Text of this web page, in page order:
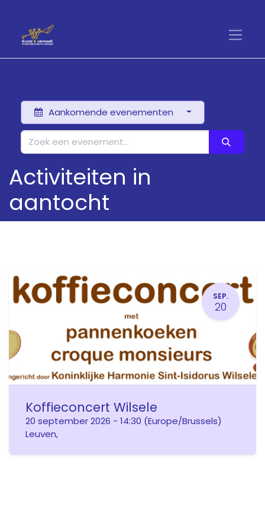
Aankomende evenementen
Activiteiten in
aantocht
SEP.
20
Koffieconcert Wilsele
20 september 2026 - 14:30 (Europe/Brussels)
Leuven,